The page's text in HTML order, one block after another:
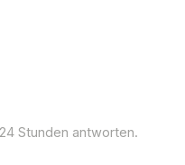
Stunden antworten.